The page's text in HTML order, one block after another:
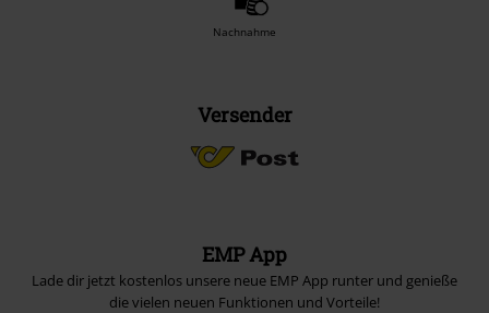
Nachnahme
Versender
EMP App
Lade dir jetzt kostenlos unsere neue EMP App runter und genieße
die vielen neuen Funktionen und Vorteile!